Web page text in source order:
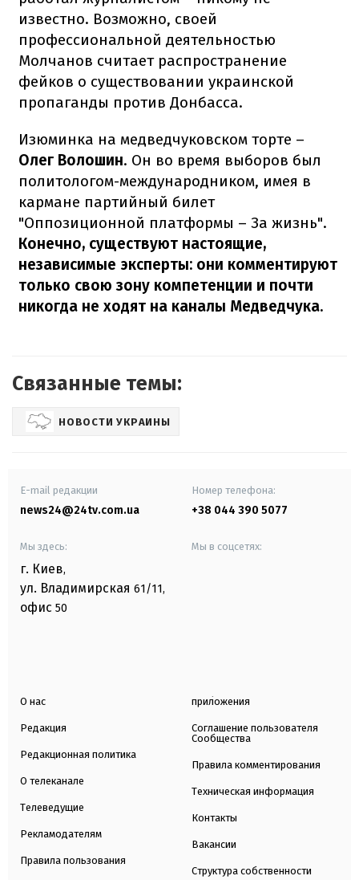
известно. Возможно, своей
профессиональной деятельностью
Молчанов считает распространение
фейков о существовании украинской
пропаганды против Донбасса.
Изюминка на медведчуковском торте –
Олег Волошин. Он во время выборов был
политологом-международником, имея в
кармане партийный билет
"Оппозиционной платформы – За жизнь".
Конечно, существуют настоящие,
независимые эксперты: они комментируют
только свою зону компетенции и почти
никогда не ходят на каналы Медведчука.
Связанные темы:
НОВОСТИ УКРАИНЫ
E-mail редакции
news24@24tv.com.ua
Номер телефона:
+38 044 390 5077
Мы здесь:
г. Киев,
ул. Владимирская 61/11,
офис 50
Мы в соцсетях:
О нас
Редакция
Редакционная политика
О телеканале
Телеведущие
Рекламодателям
Правила пользования
приложения
Соглашение пользователя
Сообщества
Правила комментирования
Техническая информация
Контакты
Вакансии
Структура собственности